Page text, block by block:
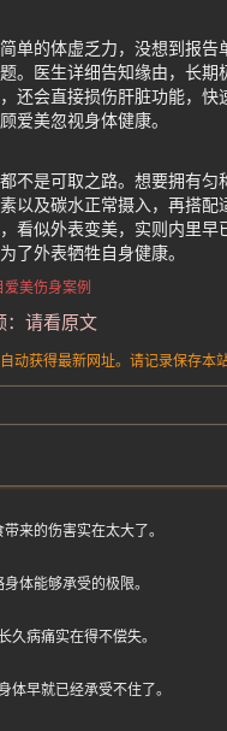
单的体虚乏力，没想到报告
。医生详细告知缘由，长期
还会直接损伤肝脏功能，快
爱美忽视身体健康。
不是可取之路。想要拥有匀
以及碳水正常摄入，再搭配
看似外表变美，实则内里早
了外表牺牲自身健康。
爱美伤身案例
：请看原文
动获得最新网址。请记录保存本
来的伤害实在太大了。
体能够承受的极限。
久病痛实在得不偿失。
体早就已经承受不住了。